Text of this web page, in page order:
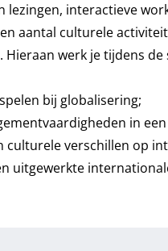
lezingen, interactieve
aantal culturele
Hieraan werk je tijdens
bij globalisering;
in
culturele verschillen op
uitgewerkte